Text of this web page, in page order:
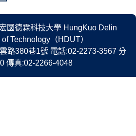
國德霖科技大學 HungKuo Delin
Technology（HDUT）
路380巷1號 電話:02-2273-3567 分
傳真:02-2266-4048